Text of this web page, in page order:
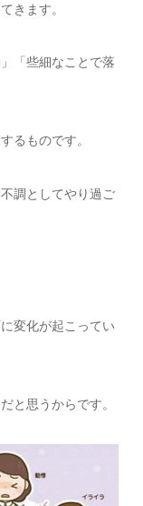
きます。
「些細なことで落
るものです。
調としてやり過ご
変化が起こってい
と思うからです。